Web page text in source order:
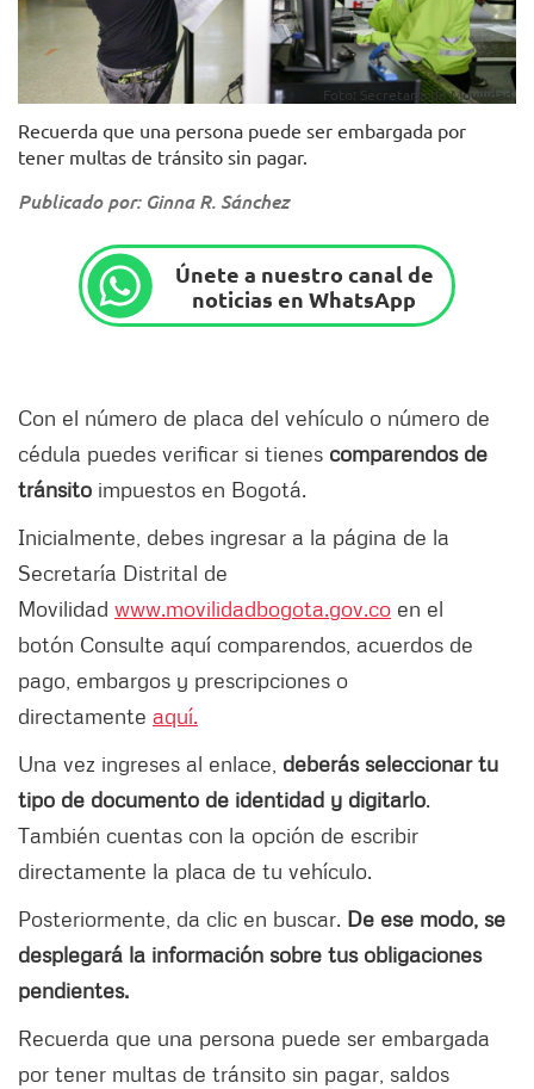
Foto: Secretaría de Movilidad.
Recuerda que una persona puede ser embargada por
tener multas de tránsito sin pagar.
Publicado por: Ginna R. Sánchez
Únete a nuestro canal de
noticias en WhatsApp
Con el número de placa del vehículo o número de
cédula puedes verificar si tienes comparendos de
tránsito impuestos en Bogotá.
Inicialmente, debes ingresar a la página de la
Secretaría Distrital de
Movilidad www.movilidadbogota.gov.co en el
botón Consulte aquí comparendos, acuerdos de
pago, embargos y prescripciones o
directamente aquí.
Una vez ingreses al enlace, deberás seleccionar tu
tipo de documento de identidad y digitarlo.
También cuentas con la opción de escribir
directamente la placa de tu vehículo.
Posteriormente, da clic en buscar. De ese modo, se
desplegará la información sobre tus obligaciones
pendientes.
Recuerda que una persona puede ser embargada
por tener multas de tránsito sin pagar, saldos